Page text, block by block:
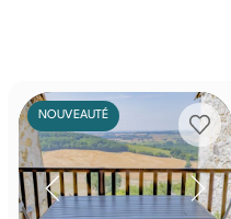
NOUVEAUTÉ